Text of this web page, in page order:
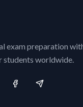
exam preparation
worldwide.